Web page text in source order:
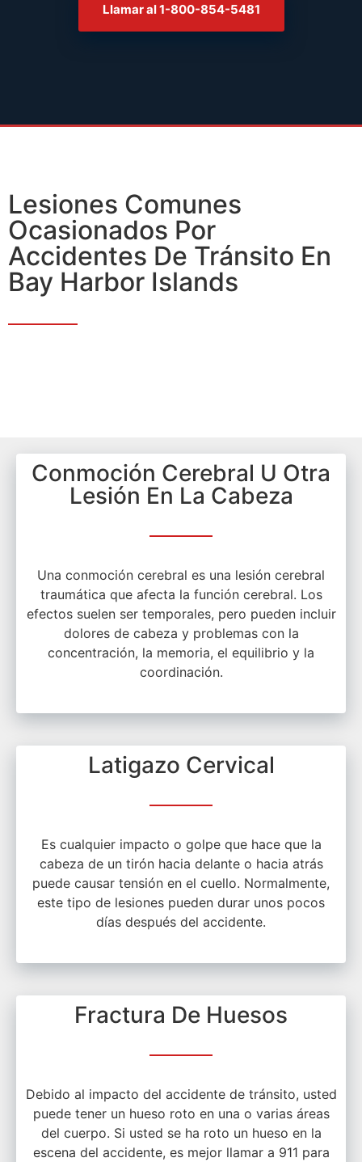
Llamar al 1-800-854-5481
Lesiones Comunes
Ocasionados Por
Accidentes De Tránsito En
Bay Harbor Islands
Conmoción Cerebral U Otra
Lesión En La Cabeza
Una conmoción cerebral es una lesión cerebral
traumática que afecta la función cerebral. Los
efectos suelen ser temporales, pero pueden incluir
dolores de cabeza y problemas con la
concentración, la memoria, el equilibrio y la
coordinación.
Latigazo Cervical
Es cualquier impacto o golpe que hace que la
cabeza de un tirón hacia delante o hacia atrás
puede causar tensión en el cuello. Normalmente,
este tipo de lesiones pueden durar unos pocos
días después del accidente.
Fractura De Huesos
Debido al impacto del accidente de tránsito, usted
puede tener un hueso roto en una o varias áreas
del cuerpo. Si usted se ha roto un hueso en la
escena del accidente, es mejor llamar a 911 para